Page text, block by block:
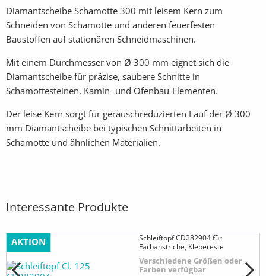
Diamantscheibe Schamotte 300 mit leisem Kern zum
Schneiden von Schamotte und anderen feuerfesten
Baustoffen auf stationären Schneidmaschinen.
Mit einem Durchmesser von Ø 300 mm eignet sich die
Diamantscheibe für präzise, saubere Schnitte in
Schamottesteinen, Kamin- und Ofenbau-Elementen.
Der leise Kern sorgt für geräuschreduzierten Lauf der Ø 300
mm Diamantscheibe bei typischen Schnittarbeiten in
Schamotte und ähnlichen Materialien.
Interessante Produkte
AKTION
Schleiftopf CD282904 für
Farbanstriche, Klebereste
Verschiedene Größen oder
Farben verfügbar